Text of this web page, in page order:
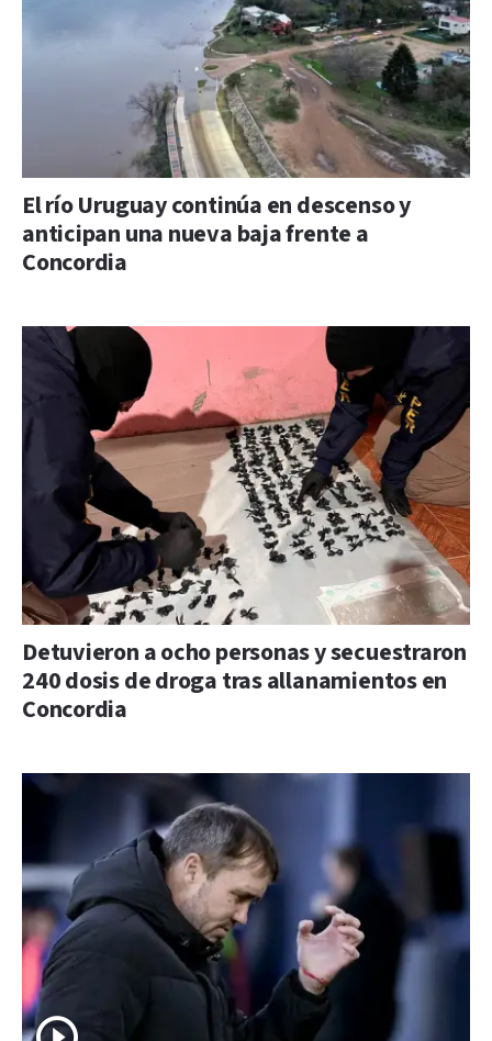
El río Uruguay continúa en descenso y
anticipan una nueva baja frente a
Concordia
Detuvieron a ocho personas y secuestraron
240 dosis de droga tras allanamientos en
Concordia